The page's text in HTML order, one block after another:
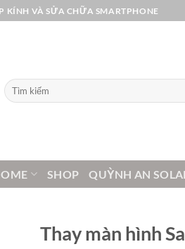
KÍNH VÀ SỬA CHỮA SMARTPHONE
Tìm
kiếm:
SHOP QUỲNH AN
Thay màn hình